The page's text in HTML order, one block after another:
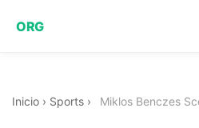
ORG
Inicio › Sports › Miklos Benczes